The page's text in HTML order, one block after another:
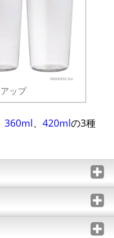
ップ
360ml、420mlの3種